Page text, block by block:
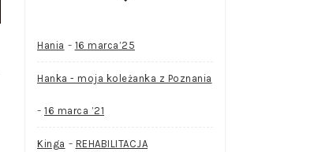
Hania - 16 marca’25
Hanka - moja koleżanka z Poznania
- 16 marca ’21
Kinga - REHABILITACJA